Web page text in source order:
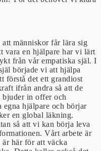
att människor får lära sig
vara en hjälpare har vi lärt
från vår empatiska själ. I
började vi att hjälpa
förstå det ett grandiost
ifrån andra så att de
bjuder in offer och
hjälpare och börjar
en global läkning.
så att vi kan börja leva
Vårt arbete är
här för att väcka